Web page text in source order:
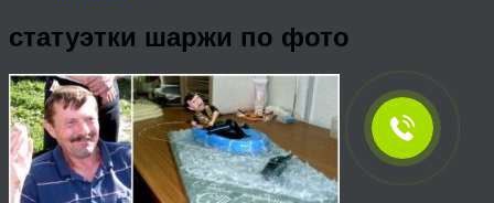
статуэтки шаржи по фото